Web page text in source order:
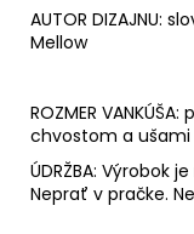
AUTOR DIZAJNU:
Mellow
ROZMER
chvostom a
ÚDRŽBA: Výrobok
Neprať v pračke.